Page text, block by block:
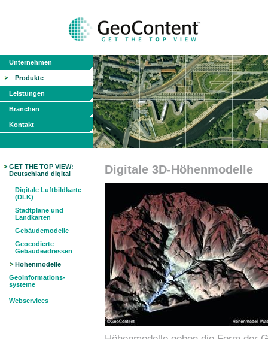
Unternehmen
Produkte
Leistungen
Branchen
Kontakt
GET THE TOP VIEW:
Deutschland digital
Digitale Luftbildkarte
(DLK)
Stadtpläne und
Landkarten
Gebäudemodelle
Geocodierte
Gebäudeadressen
Höhenmodelle
Geoinformations-
systeme
Webservices
Digitale 3D-Höhenmodelle